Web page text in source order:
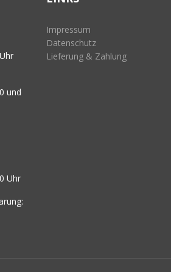
und
Uhr
Impressum
Datenschutz
Lieferung & Zahlung